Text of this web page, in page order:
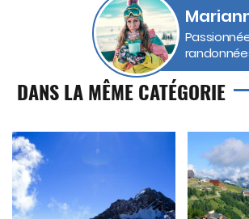
DANS LA MÊME CATÉGORIE